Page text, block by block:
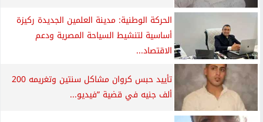
الحركة الوطنية: مدينة العلمين الجديدة ركيزة
أساسية لتنشيط السياحة المصرية ودعم
الاقتصاد...
تأييد حبس كروان مشاكل سنتين وتغريمه 200
ألف جنيه في قضية ”فيديو...